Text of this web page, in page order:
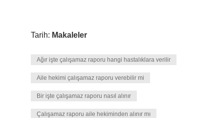
Tarih: Makaleler
Ağır işte çalışamaz raporu hangi hastalıklara verilir
Aile hekimi çalışamaz raporu verebilir mi
Bir işte çalışamaz raporu nasıl alınır
Çalışamaz raporu aile hekiminden alınır mı